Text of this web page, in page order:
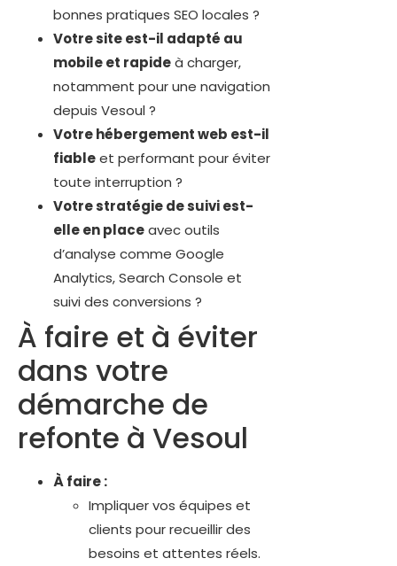
bonnes pratiques SEO locales ?
Votre site est-il adapté au
mobile et rapideà charger,
notamment pour une navigation
depuis Vesoul ?
Votre hébergement web est-il
fiableet performant pour éviter
toute interruption ?
Votre stratégie de suivi est-
elle en placeavec outils
d’analyse comme Google
Analytics, Search Console et
suivi des conversions ?
À faire et à éviter
dans votre
démarche de
refonte à Vesoul
À faire :
Impliquer vos équipes et
clients pour recueillir des
besoins et attentes réels.